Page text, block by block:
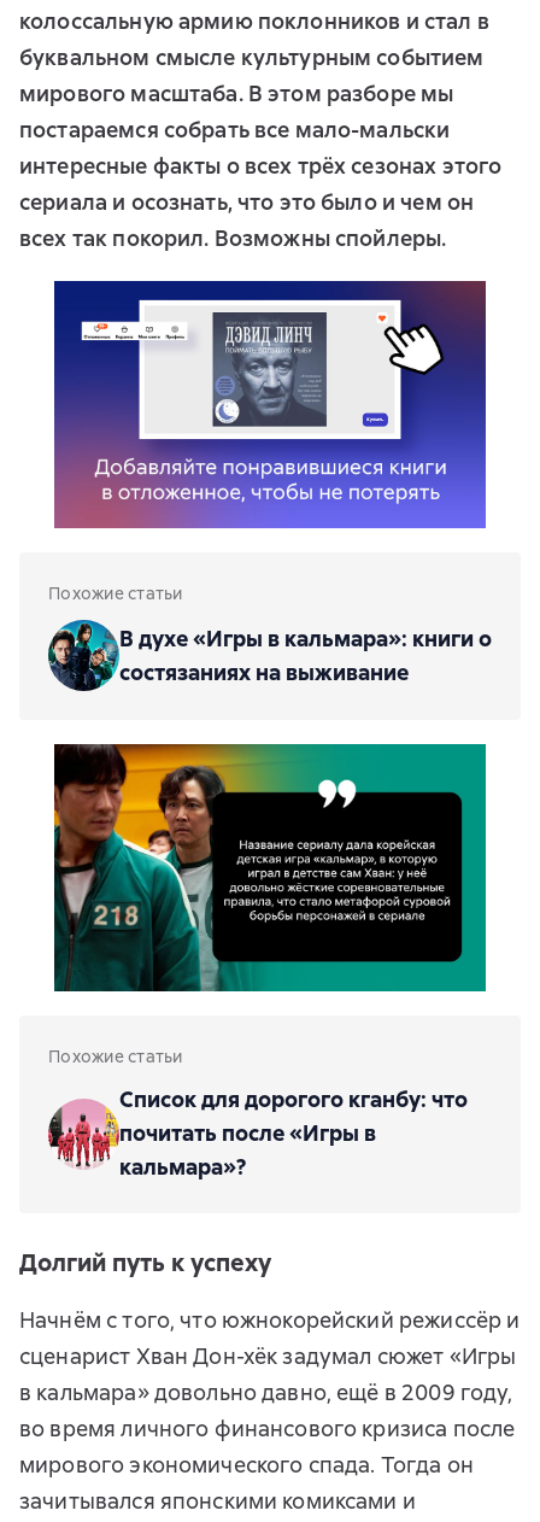
колоссальную армию поклонников и стал в
буквальном смысле культурным событием
мирового масштаба. В этом разборе мы
постараемся собрать все мало-мальски
интересные факты о всех трёх сезонах этого
сериала и осознать, что это было и чем он
всех так покорил. Возможны спойлеры.
Похожие статьи
В духе «Игры в кальмара»: книги о
состязаниях на выживание
Похожие статьи
Список для дорогого кганбу: что
почитать после «Игры в
кальмара»?
Долгий путь к успеху
Начнём с того, что южнокорейский режиссёр и
сценарист Хван Дон-хёк задумал сюжет «Игры
в кальмара» довольно давно, ещё в 2009 году,
во время личного финансового кризиса после
мирового экономического спада. Тогда он
зачитывался японскими комиксами и